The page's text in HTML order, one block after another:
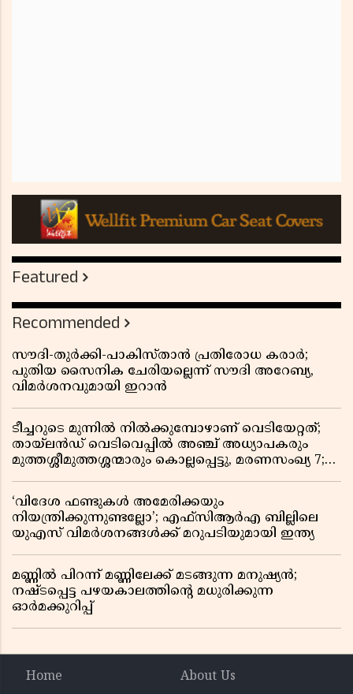
Featured
Recommended
സൗദി-തുർക്കി-പാകിസ്താൻ പ്രതിരോധ കരാർ;
പുതിയ സൈനിക ചേരിയല്ലെന്ന് സൗദി അറേബ്യ,
വിമർശനവുമായി ഇറാൻ
ടീച്ചറുടെ മുന്നിൽ നിൽക്കുമ്പോഴാണ് വെടിയേറ്റത്;
തായ്‌ലൻഡ് വെടിവെപ്പിൽ അഞ്ച് അധ്യാപകരും
മുത്തശ്ശീമുത്തശ്ശന്മാരും കൊല്ലപ്പെട്ടു, മരണസംഖ്യ 7;
‘വിദേശ ഫണ്ടുകൾ അമേരിക്കയും
നിയന്ത്രിക്കുന്നുണ്ടല്ലോ’; എഫ്സിആർഎ ബില്ലിലെ
യുഎസ് വിമർശനങ്ങൾക്ക് മറുപടിയുമായി ഇന്ത്യ
മണ്ണിൽ പിറന്ന് മണ്ണിലേക്ക് മടങ്ങുന്ന മനുഷ്യൻ;
നഷ്ടപ്പെട്ട പഴയകാലത്തിൻ്റെ മധുരിക്കുന്ന
ഓർമക്കുറിപ്പ്
Home
About Us